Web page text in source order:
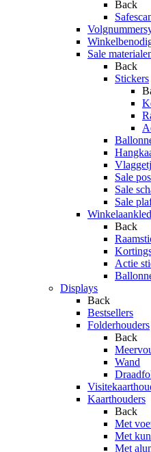
Back
Sale
Back
Stickers
Sale
Sale
Sale
Back
Actie
Displays
Back
Bestsellers
Folderhouders
Back
Wand
Kaarthouders
Back
Met
Met
Met